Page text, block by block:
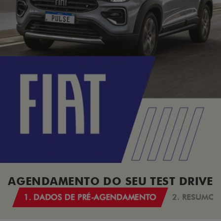
AGENDAMENTO DO SEU TEST DRIVE
1. DADOS DE PRÉ-AGENDAMENTO 2. RESUMO